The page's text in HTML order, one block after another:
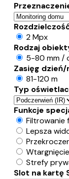
2 Mpx
Rodzaj
5-80 mm /
Zasięg dzień/
81-120 m
Typ
Funkcje
Filtrowanie
Lepsza
Wtargnięcie
Strefy
Slot na kartę